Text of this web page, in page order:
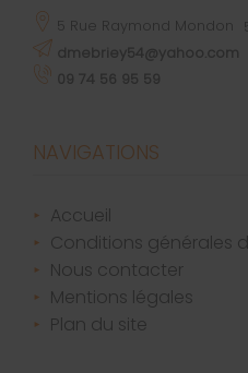
5 Rue Raymond Mondon
dmebriey54@yahoo.com
09 74 56 95 59
NAVIGATIONS
accueil
conditions générales
nous contacter
mentions légales
plan du site